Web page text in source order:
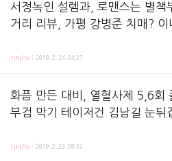
서정녹인 설렘과, 로맨스는 별책
거리 리뷰, 가평 강병준 치매? 이
하준 또 다른 가능성 미술, 진지
로맨스는 별책부록 9화 줄거리 리뷰,방송 시청 후
기타/tv 2019. 2. 24. 04:27
화픔 만든 대비, 열혈사제 5,6회
부검 막기 테이저건 김남길 눈뒤
부-목사 차이? 카푸에라?
열혈사제 5,6화 줄거리 리뷰,방송보고 정리해놓는
기타/tv 2019. 2. 23. 08:32